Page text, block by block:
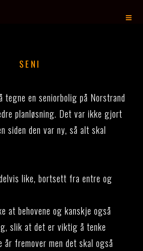
SENI O
tegne en seniorbolig på Norstrand
planløsning. Det var ikke gjort
siden den var ny, så alt skal
like, bortsett fra entre og
at behovene og kanskje også
slik at det er viktig å tenke
år fremover men det skal også